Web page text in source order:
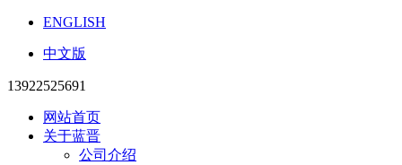
ENGLISH
中文版
13922525691
网站首页
关于蓝晋
公司介绍